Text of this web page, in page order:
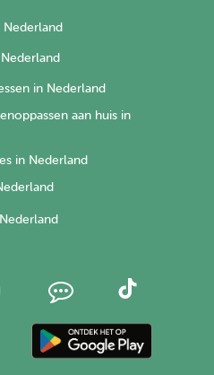
in Nederland
aan huis in
in Nederland